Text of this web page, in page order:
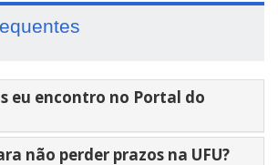
eu encontro no Portal do
não perder prazos na UFU?